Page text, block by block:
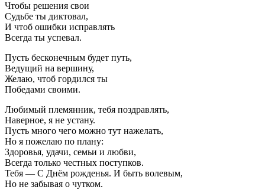
Чтобы решения свои
Судьбе ты диктовал,
И чтоб ошибки исправлять
Всегда ты успевал.
Пусть бесконечным будет путь,
Ведущий на вершину,
Желаю, чтоб гордился ты
Победами своими.
Любимый племянник, тебя поздравлять,
Наверное, я не устану.
Пусть много чего можно тут нажелать,
Но я пожелаю по плану:
Здоровья, удачи, семьи и любви,
Всегда только честных поступков.
Тебя — С Днём рожденья. И быть волевым,
Но не забывая о чутком.